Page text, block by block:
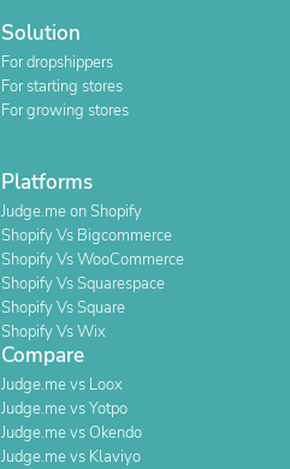
Solution
For dropshippers
For starting stores
For growing stores
Platforms
Judge.me on Shopify
Shopify Vs Bigcommerce
Shopify Vs WooCommerce
Shopify Vs Squarespace
Shopify Vs Square
Shopify Vs Wix
Compare
Judge.me vs Loox
Judge.me vs Yotpo
Judge.me vs Okendo
Judge.me vs Klaviyo